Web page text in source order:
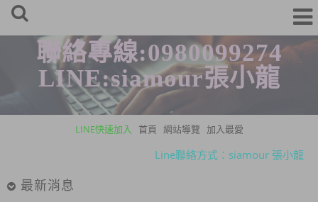
聯絡專線:0980099274
LINE:siamour張小龍
LINE快速加入 首頁 網站導覽 加入最愛
最新消息